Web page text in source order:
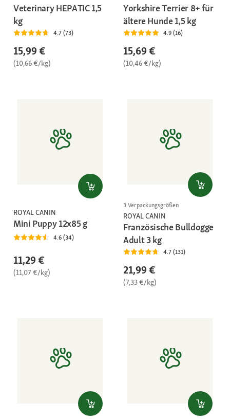
Veterinary HEPATIC 1,5
kg
4.7 (73)
15,99 €
(10,66 €/kg)
Yorkshire Terrier 8+ für
ältere Hunde 1,5 kg
4.9 (16)
15,69 €
(10,46 €/kg)
ROYAL CANIN
Mini Puppy 12x85 g
4.6 (34)
11,29 €
(11,07 €/kg)
3 Verpackungsgrößen
ROYAL CANIN
Französische Bulldogge
Adult 3 kg
4.7 (131)
21,99 €
(7,33 €/kg)